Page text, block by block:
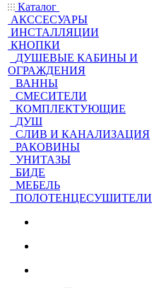
Каталог
АКССЕСУАРЫ
ИНСТАЛЛЯЦИИ
КНОПКИ
ДУШЕВЫЕ КАБИНЫ И
ОГРАЖДЕНИЯ
ВАННЫ
СМЕСИТЕЛИ
КОМПЛЕКТУЮЩИЕ
ДУШ
СЛИВ И КАНАЛИЗАЦИЯ
РАКОВИНЫ
УНИТАЗЫ
БИДЕ
МЕБЕЛЬ
ПОЛОТЕНЦЕСУШИТЕЛИ